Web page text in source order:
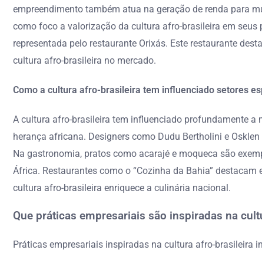
empreendimento também atua na geração de renda para
como foco a valorização da cultura afro-brasileira em
representada pelo restaurante Orixás. Este restaurante
cultura afro-brasileira no mercado.
Como a cultura afro-brasileira tem influenciado setores
A cultura afro-brasileira tem influenciado profundamente a
herança africana. Designers como Dudu Bertholini e
Na gastronomia, pratos como acarajé e moqueca são
África. Restaurantes como o “Cozinha da Bahia”
cultura afro-brasileira enriquece a culinária nacional.
Que práticas empresariais são inspiradas na
Práticas empresariais inspiradas na cultura afro-brasileira